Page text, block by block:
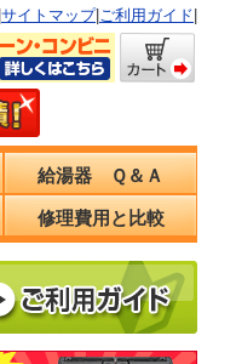
サイトマップ| ご利用ガイド
給湯器 Ｑ＆Ａ
修理費用と比較